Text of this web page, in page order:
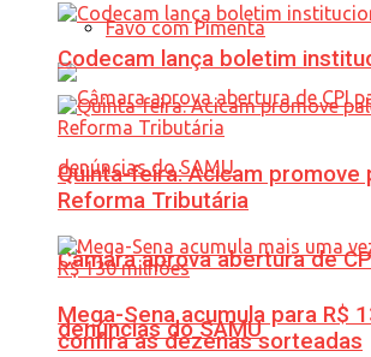
Favo com Pimenta
Câmara aprova abertura de
denúncias do SAMU
Codecam lança boletim
Quinta-feira: Acicam promove
Reforma Tributária
Mega-Sena acumula para R$
confira as dezenas sorteadas